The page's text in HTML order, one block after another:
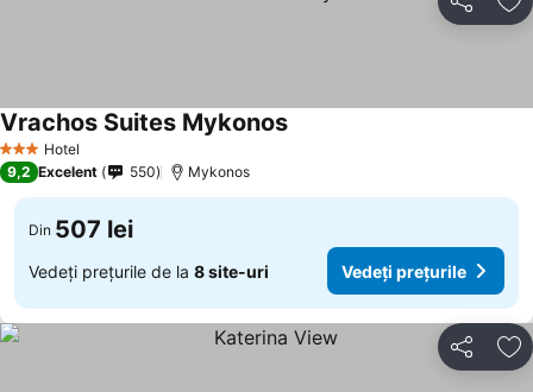
Distribuiți
3 SteleHotel
Vrachos Suites Mykonos
9,2 Excelent 550 Mykonos
Din 507 lei
Vedeți prețurile de la 8 site-uri Vedeți prețurile
Distribuiți